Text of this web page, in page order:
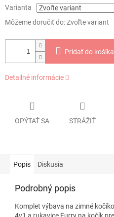
Varianta
Môžeme doručiť do:Zvoľte variant
Pridať do košíka
Detailné informácie
OPÝTAŤ SA STRÁŽIŤ
Popis Diskusia
Podrobný popis
Komplet výbava na zimné